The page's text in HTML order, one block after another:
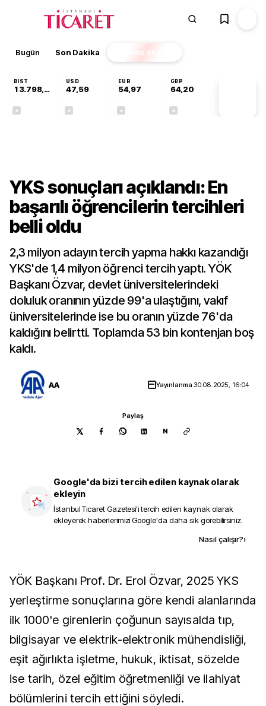
Bugün Son Dakika Finans EKSTRA
BIST
13.798,82
USD
47,59
EUR
54,97
GBP
64,20
YKS sonuçları açıklandı: En
başarılı öğrencilerin tercihleri
belli oldu
2,3 milyon adayın tercih yapma hakkı kazandığı
YKS'de 1,4 milyon öğrenci tercih yaptı. YÖK
Başkanı Özvar, devlet üniversitelerindeki
doluluk oranının yüzde 99'a ulaştığını, vakıf
üniversitelerinde ise bu oranın yüzde 76'da
kaldığını belirtti. Toplamda 53 bin kontenjan boş
kaldı.
AA Yayınlanma 30.08.2025, 16:04
Paylaş
N
Google'da bizi tercih edilen kaynak olarak
ekleyin
İstanbul Ticaret Gazetesi'i tercih edilen kaynak olarak
ekleyerek haberlerimizi Google'da daha sık görebilirsiniz.
Nasıl çalışır?›
YÖK Başkanı Prof. Dr. Erol Özvar, 2025 YKS
yerleştirme sonuçlarına göre kendi alanlarında
ilk 1000'e girenlerin çoğunun sayısalda tıp,
bilgisayar ve elektrik-elektronik mühendisliği,
eşit ağırlıkta işletme, hukuk, iktisat, sözelde
ise tarih, özel eğitim öğretmenliği ve ilahiyat
bölümlerini tercih ettiğini söyledi.